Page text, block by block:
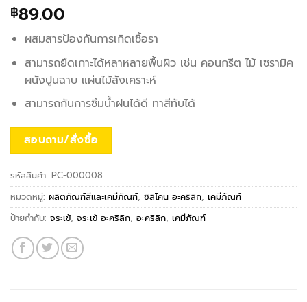
฿89.00
ผสมสารป้องกันการเกิดเชื้อรา
สามารถยึดเกาะได้หลาหลายพื้นผิว เช่น คอนกรีต ไม้ เซรามิค
ผนังปูนฉาบ แผ่นไม้สังเคราะห์
สามารถกันการซึมน้ำฝนได้ดี ทาสีทับได้
สอบถาม/สั่งซื้อ
รหัสสินค้า: PC-000008
หมวดหมู่: ผลิตภัณฑ์สีและเคมีภัณฑ์, ซิลิโคน อะคริลิก, เคมีภัณฑ์
ป้ายกำกับ: จระเข้, จระเข้ อะคริลิก, อะคริลิก, เคมีภัณฑ์